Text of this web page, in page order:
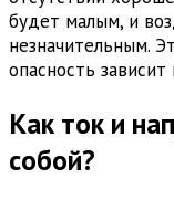
будет малым, и
незначительным.
опасность
Как ток и
собой?